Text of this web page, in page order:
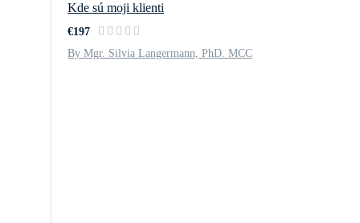
Kde sú moji klienti
€197
By Mgr. Silvia Langermann, PhD. MCC